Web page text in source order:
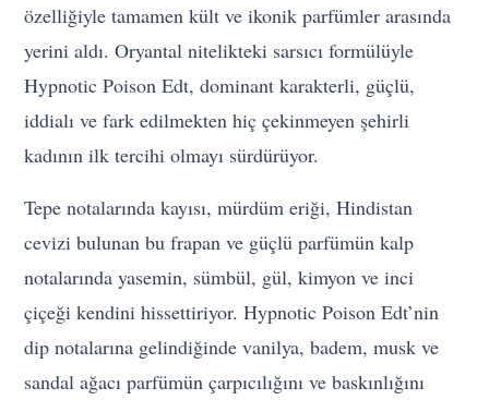
özelliğiyle tamamen kült ve ikonik parfümler arasında
yerini aldı. Oryantal nitelikteki sarsıcı formülüyle
Hypnotic Poison Edt, dominant karakterli, güçlü,
iddialı ve fark edilmekten hiç çekinmeyen şehirli
kadının ilk tercihi olmayı sürdürüyor.
Tepe notalarında kayısı, mürdüm eriği, Hindistan
cevizi bulunan bu frapan ve güçlü parfümün kalp
notalarında yasemin, sümbül, gül, kimyon ve inci
çiçeği kendini hissettiriyor. Hypnotic Poison Edt’nin
dip notalarına gelindiğinde vanilya, badem, musk ve
sandal ağacı parfümün çarpıcılığını ve baskınlığını